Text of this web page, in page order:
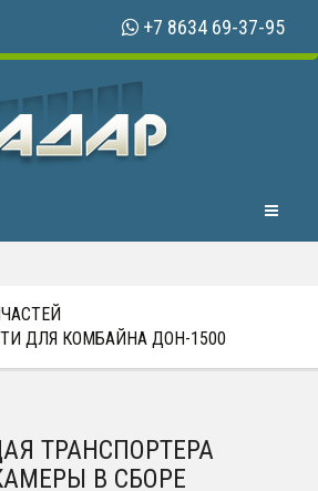
+7 8634 69-37-95
Toggle
ДЛЯ КОМБАЙНА ДОН-1500
ТРАНСПОРТЕРА
В СБОРЕ